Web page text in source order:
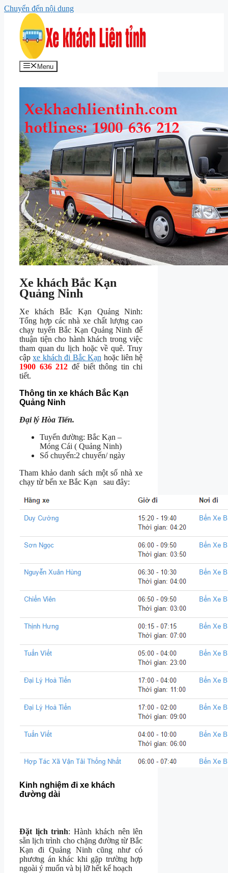
Chuyển đến nội dung
Menu
Xe khách Bắc Kạn
Quảng Ninh
Xe khách Bắc Kạn Quảng Ninh:
Tổng hợp các nhà xe chất lượng cao
chạy tuyến Bắc Kạn Quảng Ninh để
thuận tiện cho hành khách trong việc
tham quan du lịch hoặc về quê. Truy
cậpxe khách đi Bắc Kạn hoặc liên hệ
1900 636 212 để biết thông tin chi
tiết.
Thông tin xe khách Bắc Kạn
Quảng Ninh
Đại lý Hòa Tiến.
Tuyến đường: Bắc Kạn –
Móng Cái ( Quảng Ninh)
Số chuyến:2 chuyến/ ngày
Tham khảo danh sách một số nhà xe
chạy từ bến xe Bắc Kạn sau đây:
Kinh nghiệm đi xe khách
đường dài
Đặt lịch trình: Hành khách nên lên
sẵn lịch trình cho chặng đường từ Bắc
Kạn đi Quảng Ninh cũng như có
phương án khác khi gặp trường hợp
ngoài ý muốn và bị lỡ hết kế hoạch